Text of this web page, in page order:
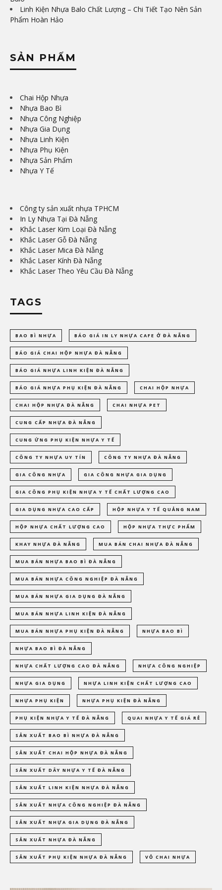
Linh Kiện Nhựa Balo Chất Lượng – Chi Tiết Tạo Nên Sản
Phẩm Hoàn Hảo
SẢN PHẨM
Chai Hộp Nhựa
Nhựa Bao Bì
Nhựa Công Nghiệp
Nhựa Gia Dụng
Nhựa Linh Kiện
Nhựa Phụ Kiện
Nhựa Sản Phẩm
Nhựa Y Tế
Công ty sản xuất nhựa TPHCM
In Ly Nhựa Tại Đà Nẵng
Khắc Laser Kim Loại Đà Nẵng
Khắc Laser Gỗ Đà Nẵng
Khắc Laser Mica Đà Nẵng
Khắc Laser Kính Đà Nẵng
Khắc Laser Theo Yêu Cầu Đà Nẵng
TAGS
BAO BÌ NHỰA BÁO GIÁ IN LY NHỰA CAFE Ở ĐÀ NẴNG
BÁO GIÁ CHAI HỘP NHỰA ĐÀ NẴNG
BÁO GIÁ NHỰA LINH KIỆN ĐÀ NẴNG
BÁO GIÁ NHỰA PHỤ KIỆN ĐÀ NẴNG CHAI HỘP NHỰA
CHAI HỘP NHỰA ĐÀ NẴNG CHAI NHỰA PET
CUNG CẤP NHỰA ĐÀ NẴNG
CUNG ỨNG PHỤ KIỆN NHỰA Y TẾ
CÔNG TY NHỰA UY TÍN CÔNG TY NHỰA ĐÀ NẴNG
GIA CÔNG NHỰA GIA CÔNG NHỰA GIA DỤNG
GIA CÔNG PHỤ KIỆN NHỰA Y TẾ CHẤT LƯỢNG CAO
GIA DỤNG NHỰA CAO CẤP HỘP NHỰA Y TẾ QUẢNG NAM
HỘP NHỰA CHẤT LƯỢNG CAO HỘP NHỰA THỰC PHẨM
KHAY NHỰA ĐÀ NẴNG MUA BÁN CHAI NHỰA ĐÀ NẴNG
MUA BÁN NHỰA BAO BÌ ĐÀ NẴNG
MUA BÁN NHỰA CÔNG NGHIỆP ĐÀ NẴNG
MUA BÁN NHỰA GIA DỤNG ĐÀ NẴNG
MUA BÁN NHỰA LINH KIỆN ĐÀ NẴNG
MUA BÁN NHỰA PHỤ KIỆN ĐÀ NẴNG NHỰA BAO BÌ
NHỰA BAO BÌ ĐÀ NẴNG
NHỰA CHẤT LƯỢNG CAO ĐÀ NẴNG NHỰA CÔNG NGHIỆP
NHỰA GIA DỤNG NHỰA LINH KIỆN CHẤT LƯỢNG CAO
NHỰA PHỤ KIỆN NHỰA PHỤ KIỆN ĐÀ NẴNG
PHỤ KIỆN NHỰA Y TẾ ĐÀ NẴNG QUAI NHỰA Y TẾ GIÁ RẺ
SẢN XUẤT BAO BÌ NHỰA ĐÀ NẴNG
SẢN XUẤT CHAI HỘP NHỰA ĐÀ NẴNG
SẢN XUẤT DÂY NHỰA Y TẾ ĐÀ NẴNG
SẢN XUẤT LINH KIỆN NHỰA ĐÀ NẴNG
SẢN XUẤT NHỰA CÔNG NGHIỆP ĐÀ NẴNG
SẢN XUẤT NHỰA GIA DỤNG ĐÀ NẴNG
SẢN XUẤT NHỰA ĐÀ NẴNG
SẢN XUẤT PHỤ KIỆN NHỰA ĐÀ NẴNG VỎ CHAI NHỰA